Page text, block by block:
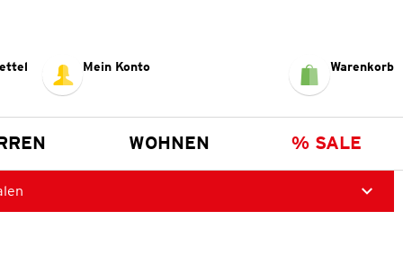
Mein Konto Warenkorb
WOHNEN % SALE